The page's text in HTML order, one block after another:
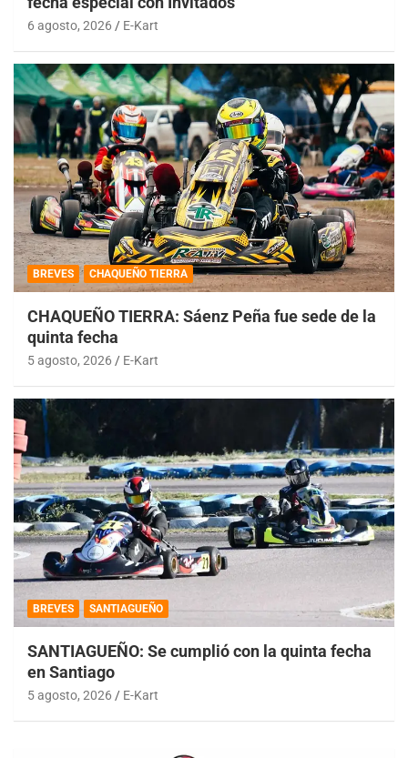
6 agosto, 2026 E-Kart
BREVES CHAQUEÑO TIERRA
CHAQUEÑO TIERRA: Sáenz Peña fue sede de la
quinta fecha
5 agosto, 2026 E-Kart
BREVES SANTIAGUEÑO
SANTIAGUEÑO: Se cumplió con la quinta fecha
en Santiago
5 agosto, 2026 E-Kart